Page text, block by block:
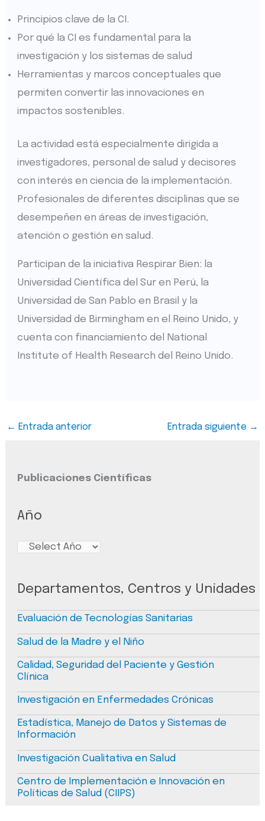
Principios clave de la CI.
Por qué la CI es fundamental para la
investigación y los sistemas de salud
Herramientas y marcos conceptuales que
permiten convertir las innovaciones en
impactos sostenibles.
La actividad está especialmente dirigida a
investigadores, personal de salud y decisores
con interés en ciencia de la implementación.
Profesionales de diferentes disciplinas que se
desempeñen en áreas de investigación,
atención o gestión en salud.
Participan de la iniciativa Respirar Bien: la
Universidad Científica del Sur en Perú, la
Universidad de San Pablo en Brasil y la
Universidad de Birmingham en el Reino Unido, y
cuenta con financiamiento del National
Institute of Health Research del Reino Unido.
← Entrada anterior Entrada siguiente →
Publicaciones Científicas
Año
Departamentos, Centros y Unidades
Evaluación de Tecnologías Sanitarias
Salud de la Madre y el Niño
Calidad, Seguridad del Paciente y Gestión
Clínica
Investigación en Enfermedades Crónicas
Estadística, Manejo de Datos y Sistemas de
Información
Investigación Cualitativa en Salud
Centro de Implementación e Innovación en
Políticas de Salud (CIIPS)